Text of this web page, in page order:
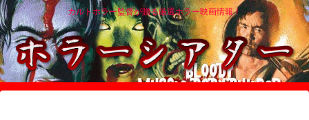
カルトホラー監督が贈る厳選ホラー映画情報！